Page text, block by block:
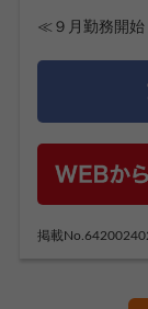
≪９月勤務開始
掲載